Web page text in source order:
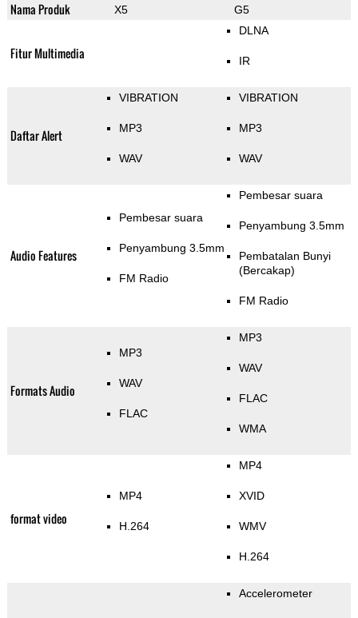
Nama Produk X5 G5
Fitur Multimedia
DLNA
IR
Daftar Alert
VIBRATION
MP3
WAV
VIBRATION
MP3
WAV
Audio Features
Pembesar suara
Penyambung 3.5mm
FM Radio
Pembesar suara
Penyambung 3.5mm
Pembatalan Bunyi
(Bercakap)
FM Radio
Formats Audio
MP3
WAV
FLAC
MP3
WAV
FLAC
WMA
format video
MP4
H.264
MP4
XVID
WMV
H.264
Accelerometer